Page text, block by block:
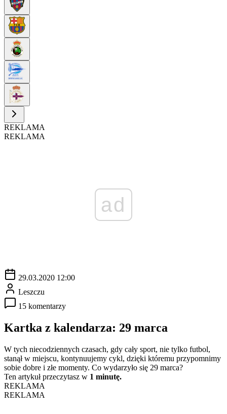
REKLAMA
REKLAMA
ad
29.03.2020 12:00
Leszczu
15 komentarzy
Kartka z kalendarza: 29 marca
W tych niecodziennych czasach, gdy cały sport, nie tylko futbol,
stanął w miejscu, kontynuujemy cykl, dzięki któremu przypomnimy
sobie dobre i złe momenty. Co wydarzyło się 29 marca?
Ten artykuł przeczytasz w 1 minutę.
REKLAMA
REKLAMA